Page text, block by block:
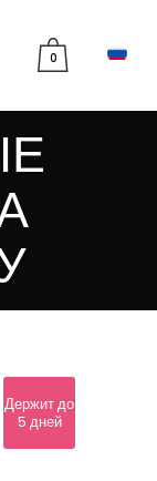
0
Держит до
5 дней